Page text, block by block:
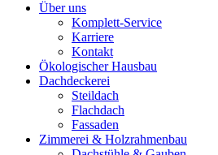
Über uns
Komplett-Service
Karriere
Kontakt
Ökologischer Hausbau
Dachdeckerei
Steildach
Flachdach
Fassaden
Zimmerei & Holzrahmenbau